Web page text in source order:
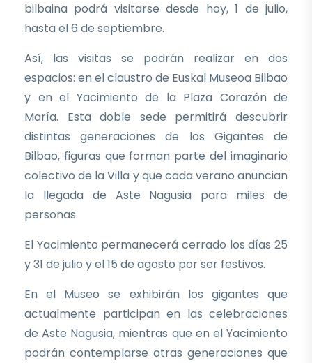
bilbaina podrá visitarse desde hoy, 1 de julio,
hasta el 6 de septiembre.
Así, las visitas se podrán realizar en dos
espacios: en el claustro de Euskal Museoa Bilbao
y en el Yacimiento de la Plaza Corazón de
María. Esta doble sede permitirá descubrir
distintas generaciones de los Gigantes de
Bilbao, figuras que forman parte del imaginario
colectivo de la Villa y que cada verano anuncian
la llegada de Aste Nagusia para miles de
personas.
El Yacimiento permanecerá cerrado los días 25
y 31 de julio y el 15 de agosto por ser festivos.
En el Museo se exhibirán los gigantes que
actualmente participan en las celebraciones
de Aste Nagusia, mientras que en el Yacimiento
podrán contemplarse otras generaciones que